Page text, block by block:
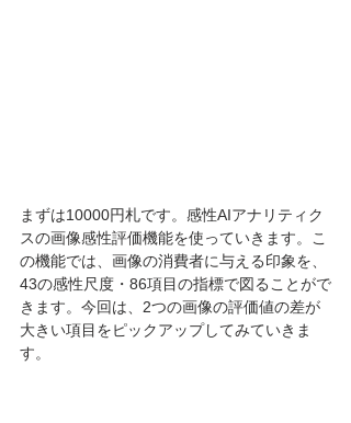
まずは10000円札です。感性AIアナリティク
スの画像感性評価機能を使っていきます。こ
の機能では、画像の消費者に与える印象を、
43の感性尺度・86項目の指標で図ることがで
きます。今回は、2つの画像の評価値の差が
大きい項目をピックアップしてみていきま
す。